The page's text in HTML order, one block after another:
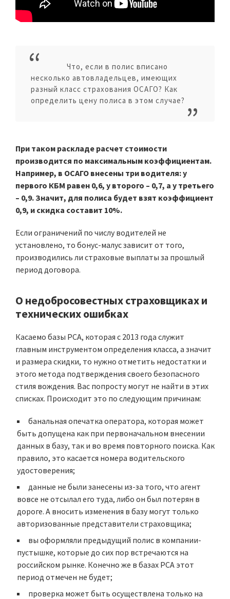
Что, если в полис вписано
несколько автовладельцев, имеющих
разный класс страхования ОСАГО? Как
определить цену полиса в этом случае?
При таком раскладе расчет стоимости
производится по максимальным коэффициентам.
Например, в ОСАГО внесены три водителя: у
первого КБМ равен 0,6, у второго – 0,7, а у третьего
– 0,9. Значит, для полиса будет взят коэффициент
0,9, и скидка составит 10%.
Если ограничений по числу водителей не
установлено, то бонус-малус зависит от того,
производились ли страховые выплаты за прошлый
период договора.
О недобросовестных страховщиках и
технических ошибках
Касаемо базы РСА, которая с 2013 года служит
главным инструментом определения класса, а значит
и размера скидки, то нужно отметить недостатки и
этого метода подтверждения своего безопасного
стиля вождения. Вас попросту могут не найти в этих
списках. Происходит это по следующим причинам:
банальная опечатка оператора, которая может
быть допущена как при первоначальном внесении
данных в базу, так и во время повторного поиска. Как
правило, это касается номера водительского
удостоверения;
данные не были занесены из-за того, что агент
вовсе не отсылал его туда, либо он был потерян в
дороге. А вносить изменения в базу могут только
авторизованные представители страховщика;
вы оформляли предыдущий полис в компании-
пустышке, которые до сих пор встречаются на
российском рынке. Конечно же в базах РСА этот
период отмечен не будет;
проверка может быть осуществлена только на